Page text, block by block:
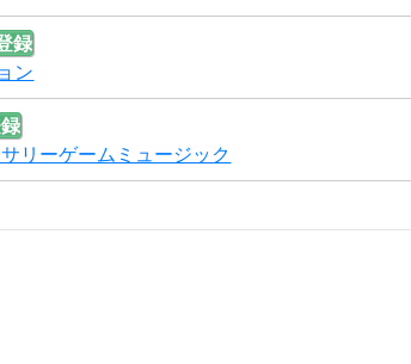
録
ン
リーゲームミュージック